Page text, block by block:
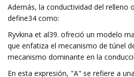
Además, la conductividad del relleno
define34 como:
Ryvkina et al39. ofreció un modelo
que enfatiza el mecanismo de túnel
mecanismo dominante en la
En esta expresión, "A" se refiere a